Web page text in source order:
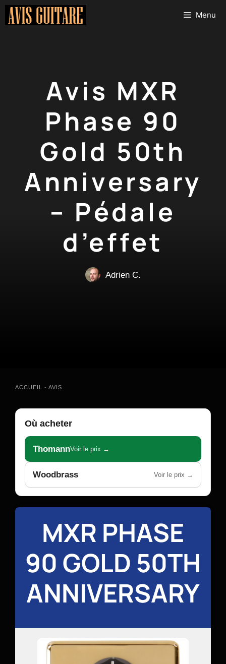
Aller
Menu
Avis MXR
Phase 90
Gold 50th
Anniversary
– Pédale
d’effet
Adrien C.
ACCUEIL - AVIS
Où acheter
ThomannVoir le prix →
Woodbrass Voir le prix →
MXR PHASE
90 GOLD 50TH
ANNIVERSARY